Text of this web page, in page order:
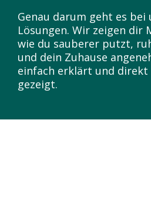
Genau darum geht es bei
Lösungen. Wir zeigen dir
wie du sauberer putzt,
und dein Zuhause
einfach erklärt und direkt
gezeigt.